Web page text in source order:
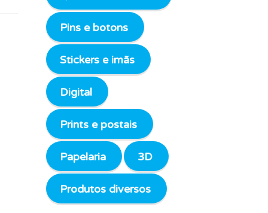
Pins e botons
Stickers e imãs
Digital
Prints e postais
Papelaria 3D
Produtos diversos